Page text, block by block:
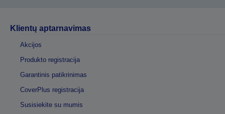
Klientų aptarnavimas
Akcijos
Produkto registracija
Garantinis patikrinimas
CoverPlus registracija
Susisiekite su mumis